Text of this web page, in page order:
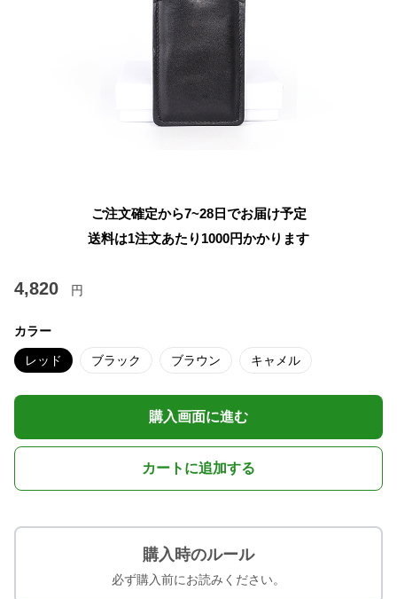
ご注文確定から7~28日でお届け予定
送料は1注文あたり 1000円かかります
4,820 円
カラー
レッド ブラック ブラウン キャメル
購入画面に進む
カートに追加する
購入時のルール
必ず購入前にお読みください。